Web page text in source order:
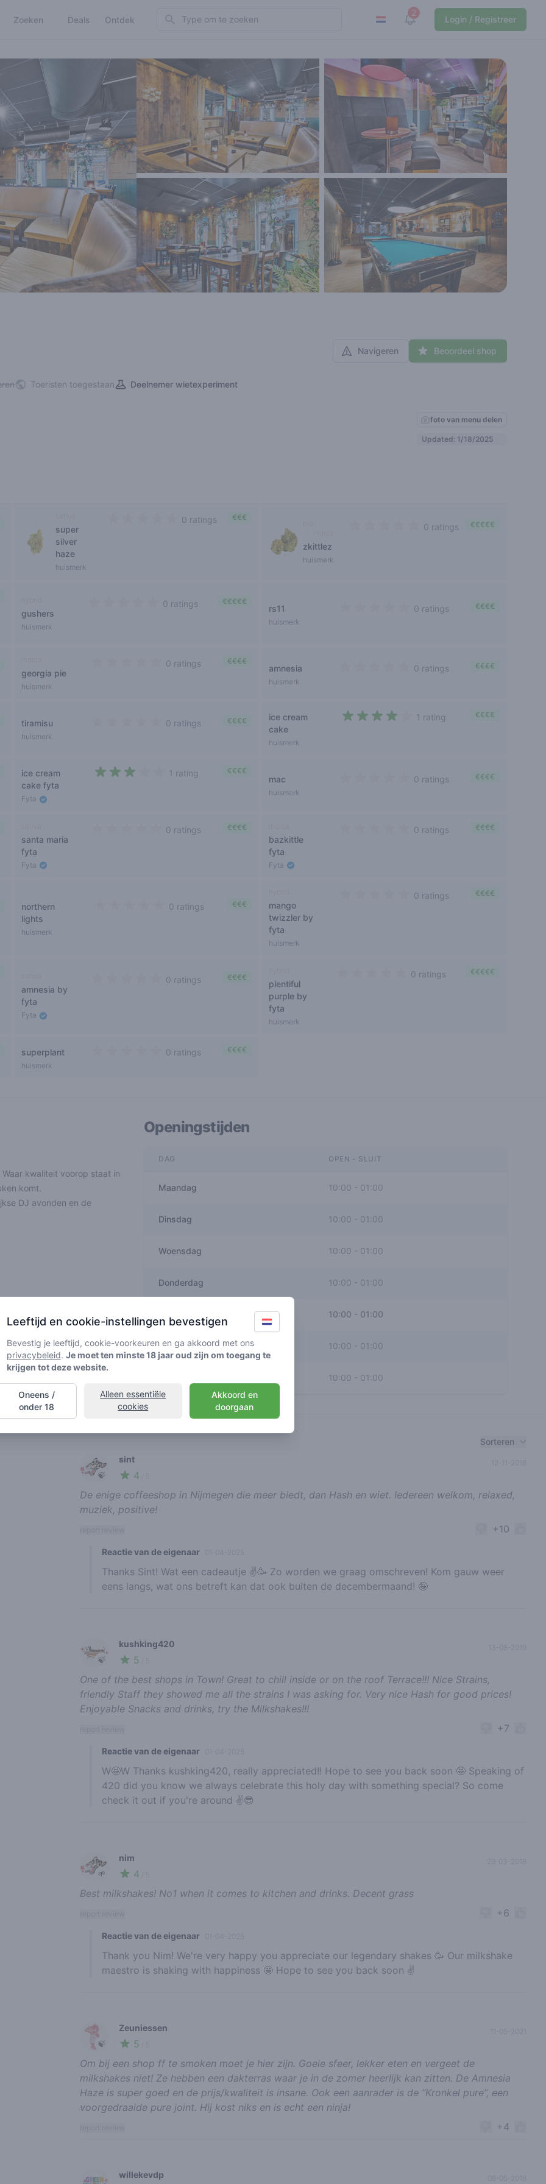
Zoeken Deals Ontdek Search 2
View notifications
Login / Registreer
Toeristen toegestaan Deelnemer wietexperiment
Navigeren Beoordeel shop
foto van menu delen
Updated: 1/18/2025
super
silver
haze
huismerk
0 ratings €€€
zkittlez
huismerk
0 ratings €€€€€
gushers
huismerk
0 ratings €€€€€
rs11
huismerk
0 ratings €€€€
georgia pie
huismerk
0 ratings €€€€
amnesia
huismerk
0 ratings €€€€
tiramisu
huismerk
0 ratings €€€€
ice cream
cake
huismerk
1 rating €€€€
ice cream
cake fyta
Fyta
1 rating €€€€
mac
huismerk
0 ratings €€€€
santa maria
fyta
Fyta
0 ratings €€€€
bazkittle
fyta
Fyta
0 ratings €€€€
northern
lights
huismerk
0 ratings €€€
mango
twizzler by
fyta
huismerk
0 ratings €€€€
amnesia by
fyta
Fyta
0 ratings €€€€
plentiful
purple by
fyta
huismerk
0 ratings €€€€€
superplant
huismerk
0 ratings €€€€
Waar kwaliteit voorop staat in
komt.
DJ avonden en de
Openingstijden
DAG OPEN - SLUIT
Maandag 10:00 - 01:00
Dinsdag 10:00 01:00
Woensdag 10:00 - 01:00
Donderdag 10:00 01:00
10:00 - 01:00
Zaterdag 10:00 01:00
10:00 - 01:00
Sorteren
🍃
sint
4
De enige coffeeshop in Nijmegen die meer biedt, dan Hash en wiet. Iedereen welkom, relaxed,
muziek, positive!
+10
Reactie van de eigenaar
Thanks Sint! Wat een cadeautje ✌️🥳 Zo worden we graag omschreven! Kom gauw weer
eens langs, wat ons betreft kan dat ook buiten de decembermaand! 🤪
🍃
kushking420
5
13-08-2019
One of the best shops in Town! Great to chill inside or on the roof Terrace!!! Nice Strains,
friendly Staff they showed me all the strains I was asking for. Very nice Hash for good prices!
Enjoyable Snacks and drinks, try the Milkshakes!!!
+7
Reactie van de eigenaar
W🤩W Thanks kushking420, really appreciated!! Hope to see you back soon 🤩 Speaking of
420 did you know we always celebrate this holy day with something special? So come
check it out if you're around ✌️😎
🌱
nim
4
29-03-2018
Best milkshakes! No1 when it comes to kitchen and drinks. Decent grass
+6
Reactie van de eigenaar
Thank you Nim! We're very happy you appreciate our legendary shakes 🥳 Our milkshake
maestro is shaking with happiness 🤩 Hope to see you back soon ✌️
🍃
Zeuniessen
5
Om bij een shop ff te smoken moet je hier zijn. Goeie sfeer, lekker eten en vergeet de
milkshakes niet! Ze hebben een dakterras waar je in de zomer heerlijk kan zitten. De Amnesia
Haze is super goed en de prijs/kwaliteit is insane. Ook een aanrader is de “Kronkel pure”, een
voorgedraaide pure joint. Hij kost niks en is echt een ninja!
+4
willekevdp
Leeftijd en cookie-instellingen bevestigen
Bevestig je leeftijd, cookie-voorkeuren en ga akkoord met ons
privacybeleid. Je moet ten minste 18 jaar oud zijn om toegang te
krijgen tot deze website.
Akkoord en
doorgaan
Alleen essentiële
cookies
Oneens /
onder 18